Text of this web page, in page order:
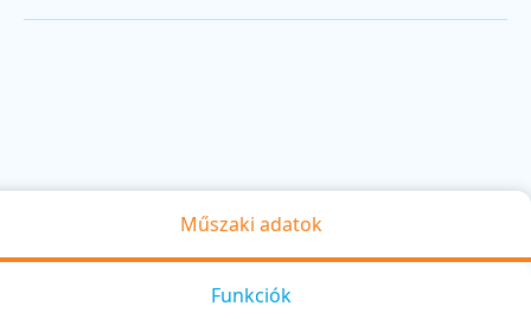
Műszaki adatok
Funkciók